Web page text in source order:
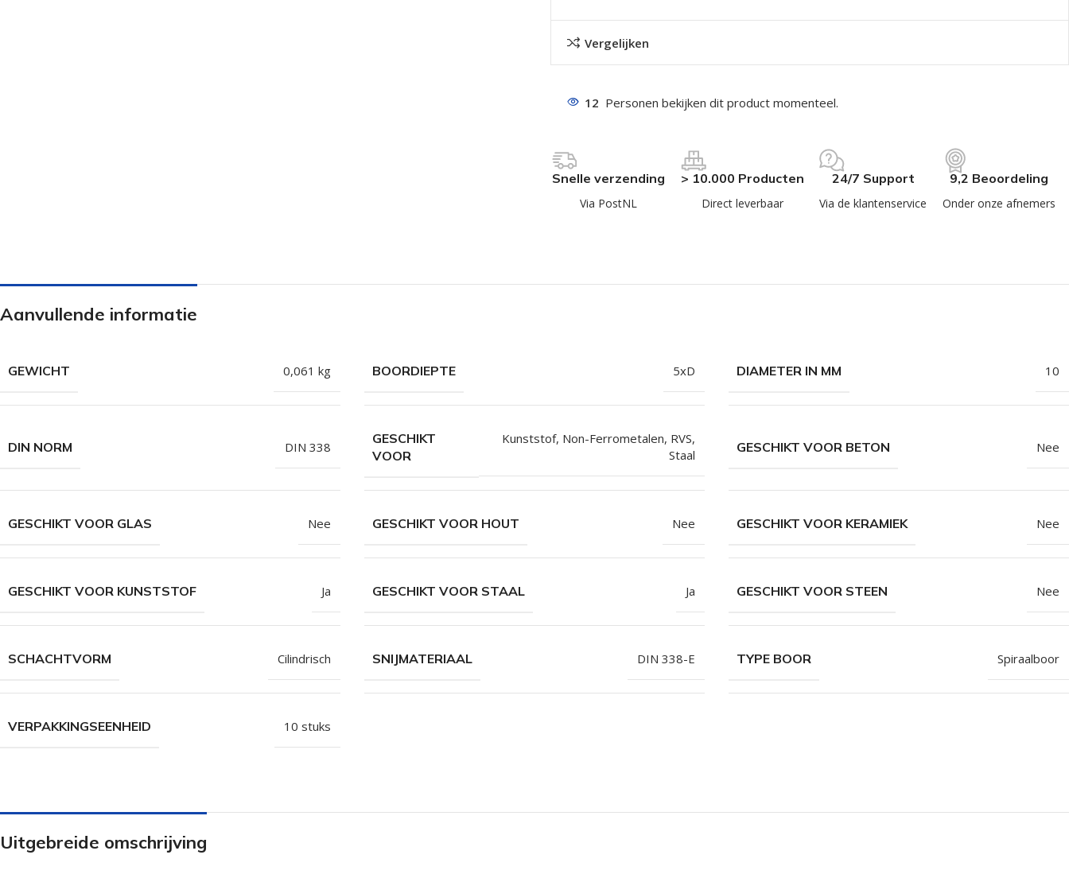
Isolatieschroeven
Afstandschroeven
Betonschroeven
Glaslatschroeven
Populaire merken
Vergelijken
12 Personen bekijken dit product momenteel.
Snelle verzending
Via PostNL
> 10.000 Producten
Direct leverbaar
24/7 Support
Via de klantenservice
9,2 Beoordeling
Onder onze afnemers
Aanvullende informatie
GEWICHT 0,061 kg BOORDIEPTE 5xD DIAMETER IN MM 10
DIN NORM DIN 338
GESCHIKT
VOOR
Kunststof, Non-Ferrometalen, RVS,
Staal
GESCHIKT VOOR BETON Nee
GESCHIKT VOOR GLAS Nee GESCHIKT VOOR HOUT Nee GESCHIKT VOOR KERAMIEK Nee
GESCHIKT VOOR KUNSTSTOF Ja GESCHIKT VOOR STAAL Ja GESCHIKT VOOR STEEN Nee
SCHACHTVORM Cilindrisch SNIJMATERIAAL DIN 338-E TYPE BOOR Spiraalboor
VERPAKKINGSEENHEID 10 stuks
Uitgebreide omschrijving